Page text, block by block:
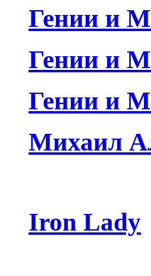
Гении и
Гении и
Гении и
Михаил
Iron Lady